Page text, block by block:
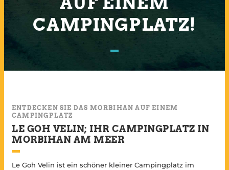
CAMPINGPLATZ!
ENTDECKEN SIE DAS MORBIHAN AUF EINEM
CAMPINGPLATZ
LE GOH VELIN; IHR CAMPINGPLATZ IN
MORBIHAN AM MEER
Le Goh Velin ist ein schöner kleiner Campingplatz im